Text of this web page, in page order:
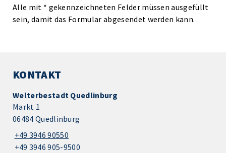
Alle mit * gekennzeichneten Felder müssen ausgefüllt
sein, damit das Formular abgesendet werden kann.
KONTAKT
Welterbestadt Quedlinburg
Markt 1
06484 Quedlinburg
+49 3946 90550
+49 3946 905-9500